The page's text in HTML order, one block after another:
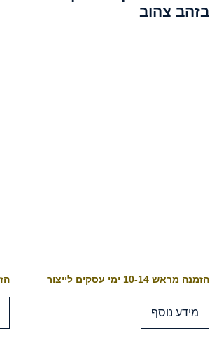
בזהב צהוב
הזמנה מראש 10-14 ימי עסקים לייצור
מידע נוסף